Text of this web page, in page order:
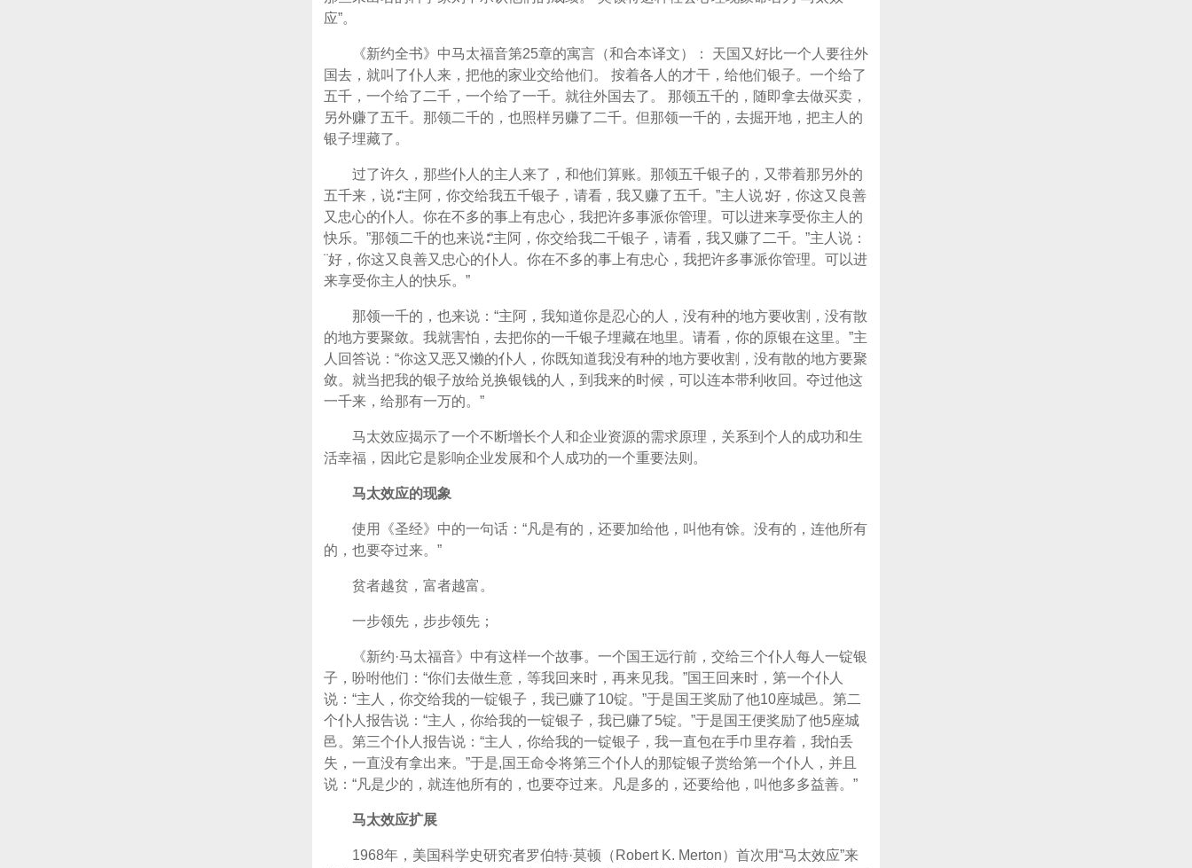
应”。
《新约全书》中马太福音第25章的寓言（和合本译文）： 天国又好比一个人要往外
国去，就叫了仆人来，把他的家业交给他们。 按着各人的才干，给他们银子。一个给了
五千，一个给了二千，一个给了一千。就往外国去了。 那领五千的，随即拿去做买卖，
另外赚了五千。那领二千的，也照样另赚了二千。但那领一千的，去掘开地，把主人的
银子埋藏了。
过了许久，那些仆人的主人来了，和他们算账。那领五千银子的，又带着那另外的
五千来，说∶“主阿，你交给我五千银子，请看，我又赚了五千。”主人说∶好，你这又良善
又忠心的仆人。你在不多的事上有忠心，我把许多事派你管理。可以进来享受你主人的
快乐。”那领二千的也来说∶“主阿，你交给我二千银子，请看，我又赚了二千。”主人说：
¨好，你这又良善又忠心的仆人。你在不多的事上有忠心，我把许多事派你管理。可以进
来享受你主人的快乐。”
那领一千的，也来说：“主阿，我知道你是忍心的人，没有种的地方要收割，没有散
的地方要聚敛。我就害怕，去把你的一千银子埋藏在地里。请看，你的原银在这里。”主
人回答说：“你这又恶又懒的仆人，你既知道我没有种的地方要收割，没有散的地方要聚
敛。就当把我的银子放给兑换银钱的人，到我来的时候，可以连本带利收回。夺过他这
一千来，给那有一万的。”
马太效应揭示了一个不断增长个人和企业资源的需求原理，关系到个人的成功和生
活幸福，因此它是影响企业发展和个人成功的一个重要法则。
马太效应的现象
使用《圣经》中的一句话：“凡是有的，还要加给他，叫他有馀。没有的，连他所有
的，也要夺过来。”
贫者越贫，富者越富。
一步领先，步步领先；
《新约·马太福音》中有这样一个故事。一个国王远行前，交给三个仆人每人一锭银
子，吩咐他们：“你们去做生意，等我回来时，再来见我。”国王回来时，第一个仆人
说：“主人，你交给我的一锭银子，我已赚了10锭。”于是国王奖励了他10座城邑。第二
个仆人报告说：“主人，你给我的一锭银子，我已赚了5锭。”于是国王便奖励了他5座城
邑。第三个仆人报告说：“主人，你给我的一锭银子，我一直包在手巾里存着，我怕丢
失，一直没有拿出来。”于是,国王命令将第三个仆人的那锭银子赏给第一个仆人，并且
说：“凡是少的，就连他所有的，也要夺过来。凡是多的，还要给他，叫他多多益善。”
马太效应扩展
1968年，美国科学史研究者罗伯特·莫顿（Robert K. Merton）首次用“马太效应”来